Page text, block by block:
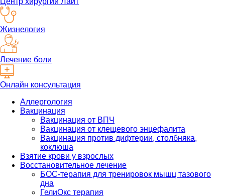
Жизнелогия
Лечение боли
Онлайн консультация
Аллергология
Вакцинация
Вакцинация от ВПЧ
Вакцинация от клещевого энцефалита
Вакцинация против дифтерии, столбняка,
коклюша
Взятие крови у взрослых
Восстановительное лечение
БОС-терапия для тренировок мышц тазового
дна
ГелиОкс терапия